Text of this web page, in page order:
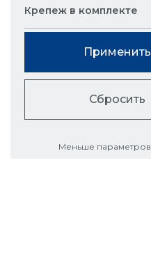
Крепеж в комплекте
Применить
Сбросить
Меньше параметров